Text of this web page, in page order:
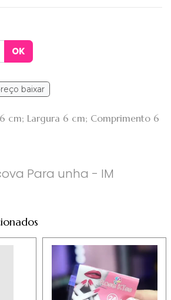
baixar
cm; Largura 6 cm; Comprimento 6
Para unha - IM